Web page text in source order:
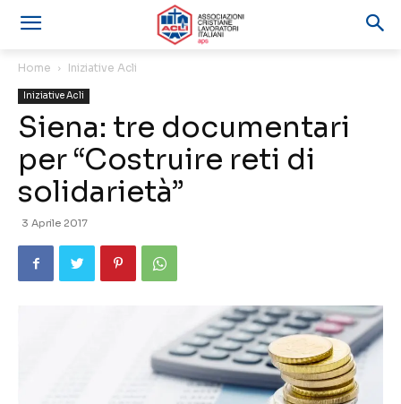
Home Iniziative Acli
Iniziative Acli
Siena: tre documentari
per “Costruire reti di
solidarietà”
3 Aprile 2017